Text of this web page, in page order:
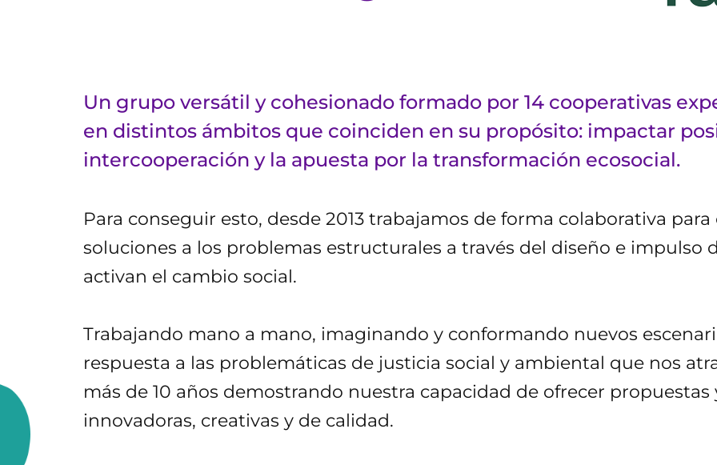
Un grupo versátil y cohesionado formado por 14 cooperativas
en distintos ámbitos que coinciden en su propósito: impactar
intercooperación y la apuesta por la transformación ecosocial.
Para conseguir esto, desde 2013 trabajamos de forma colaborativa para
soluciones a los problemas estructurales a través del diseño e impulso
activan el cambio social.
Trabajando mano a mano, imaginando y conformando nuevos
respuesta a las problemáticas de justicia social y ambiental que nos
más de 10 años demostrando nuestra capacidad de ofrecer propuestas
innovadoras, creativas y de calidad.